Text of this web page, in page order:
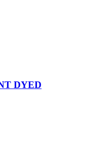
DYED